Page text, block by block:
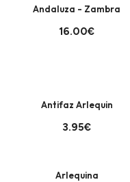
Andaluza - Zambra
16.00€
Antifaz Arlequin
3.95€
Arlequina